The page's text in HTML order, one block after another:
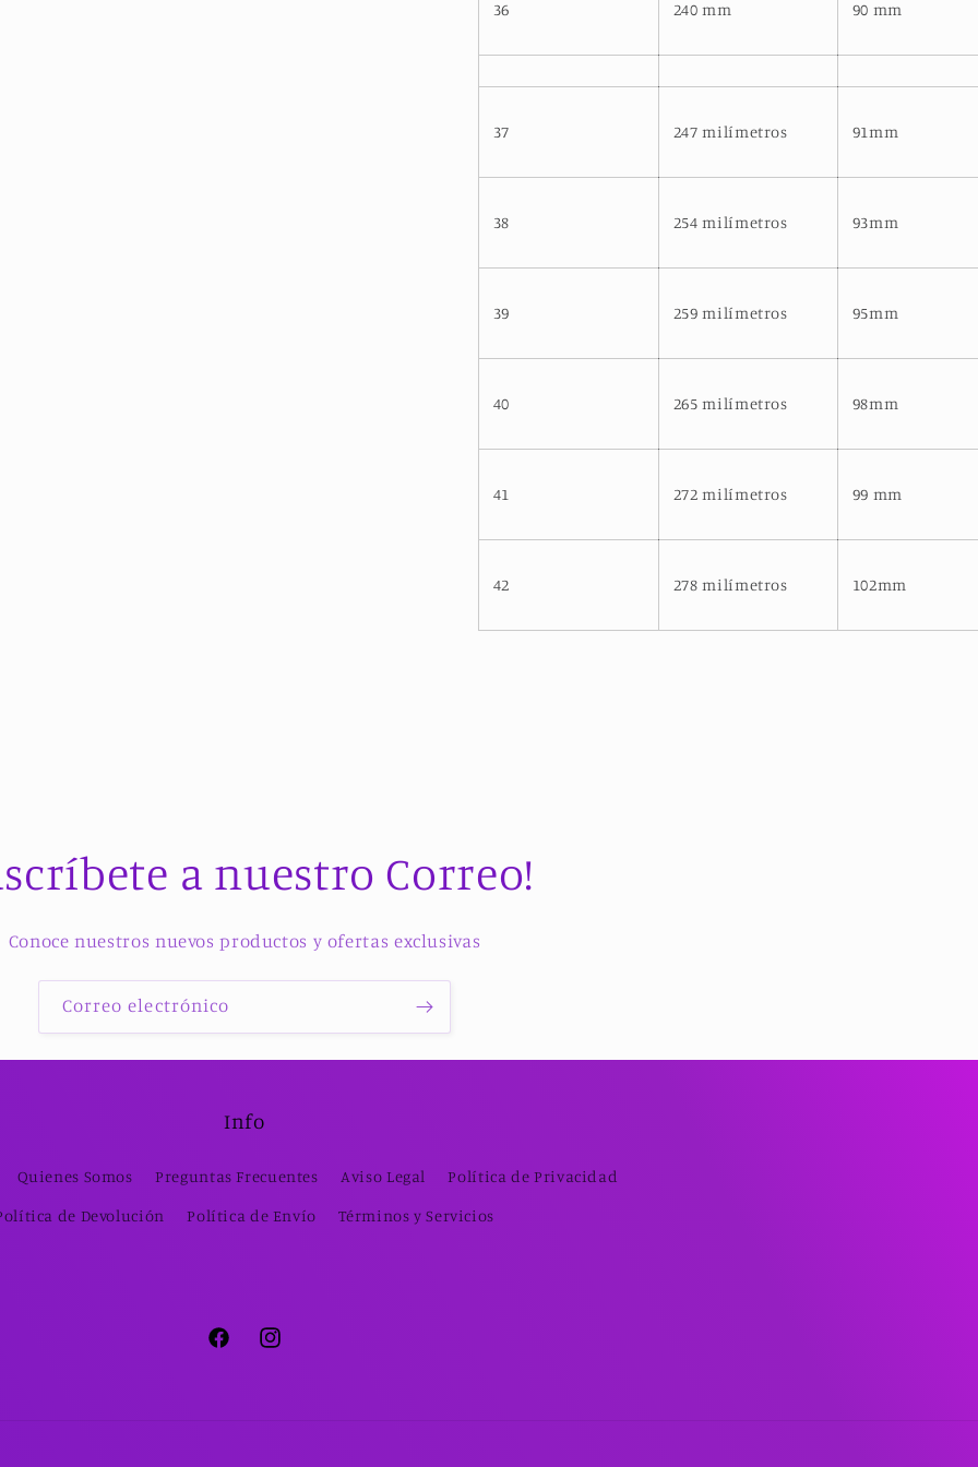
36 240 mm 90 mm
37 247 milímetros 91mm
38 254 milímetros 93mm
39 259 milímetros 95mm
40 265 milímetros 98mm
41 272 milímetros 99 mm
42 278 milímetros 102mm
a nuestro Correo!
Conoce nuestros nuevos productos y ofertas exclusivas
Correo electrónico
Info
Quienes Somos Preguntas Frecuentes Aviso Legal Política de Privacidad
de Devolución Política de Envío Términos y Servicios
FacebookInstagram